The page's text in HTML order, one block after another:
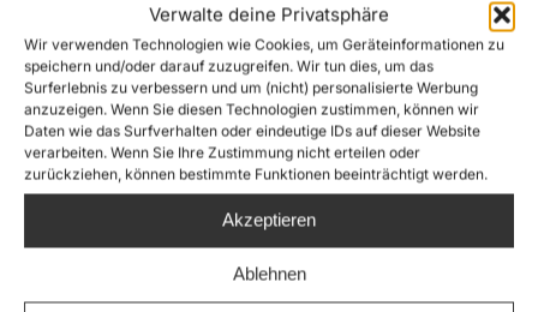
Verwalte deine Privatsphäre
Wir verwenden Technologien wie Cookies, um Geräteinformationen zu
speichern und/oder darauf zuzugreifen. Wir tun dies, um das
Surferlebnis zu verbessern und um (nicht) personalisierte Werbung
anzuzeigen. Wenn Sie diesen Technologien zustimmen, können wir
Daten wie das Surfverhalten oder eindeutige IDs auf dieser Website
verarbeiten. Wenn Sie Ihre Zustimmung nicht erteilen oder
zurückziehen, können bestimmte Funktionen beeinträchtigt werden.
Akzeptieren
Ablehnen
Beitrag:
Related Posts
Nach Schüssen auf die Sea-Watch 5:
Eilantrag gegen Bundesregierung